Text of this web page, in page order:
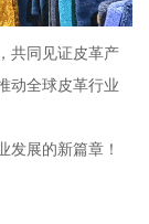
共同见证皮革产
动全球皮革行业
发展的新篇章！